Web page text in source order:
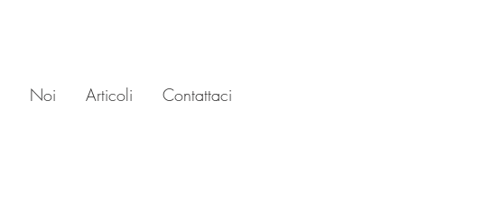
Noi Articoli Contattaci